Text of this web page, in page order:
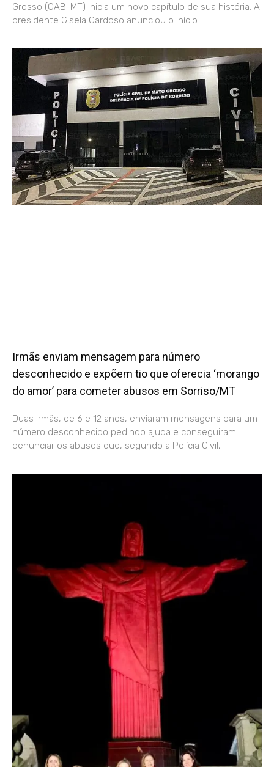
Grosso (OAB-MT) inicia um novo capítulo de sua história. A
presidente Gisela Cardoso anunciou o início
Irmãs enviam mensagem para número
desconhecido e expõem tio que oferecia ‘morango
do amor’ para cometer abusos em Sorriso/MT
Duas irmãs, de 6 e 12 anos, enviaram mensagens para um
número desconhecido pedindo ajuda e conseguiram
denunciar os abusos que, segundo a Polícia Civil,